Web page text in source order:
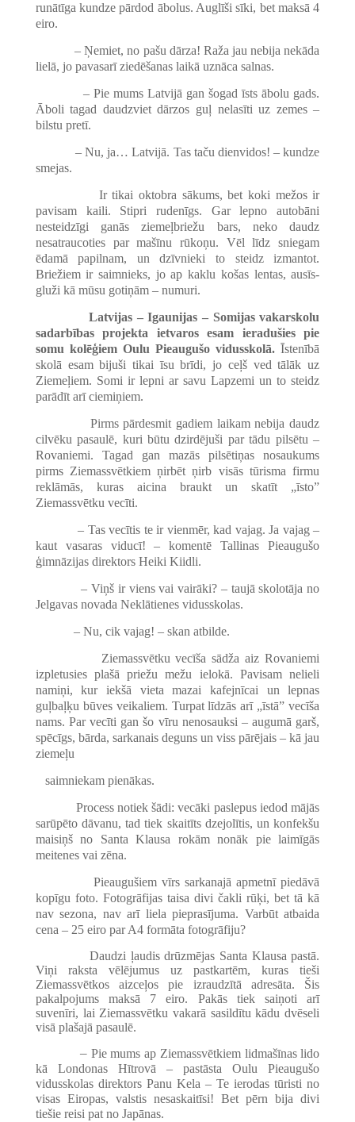
runātīga kundze pārdod ābolus. Auglīši sīki, bet maksā 4
eiro.
– Ņemiet, no pašu dārza! Raža jau nebija nekāda
lielā, jo pavasarī ziedēšanas laikā uznāca salnas.
– Pie mums Latvijā gan šogad īsts ābolu gads.
Āboli tagad daudzviet dārzos guļ nelasīti uz zemes –
bilstu pretī.
– Nu, ja… Latvijā. Tas taču dienvidos! – kundze
smejas.
Ir tikai oktobra sākums, bet koki mežos ir
pavisam kaili. Stipri rudenīgs. Gar lepno autobāni
nesteidzīgi ganās ziemeļbriežu bars, neko daudz
nesatraucoties par mašīnu rūkoņu. Vēl līdz sniegam
ēdamā papilnam, un dzīvnieki to steidz izmantot.
Briežiem ir saimnieks, jo ap kaklu košas lentas, ausīs-
gluži kā mūsu gotiņām – numuri.
Latvijas – Igaunijas – Somijas vakarskolu
sadarbības projekta ietvaros esam ieradušies pie
somu kolēģiem Oulu Pieaugušo vidusskolā.Īstenībā
skolā esam bijuši tikai īsu brīdi, jo ceļš ved tālāk uz
Ziemeļiem. Somi ir lepni ar savu Lapzemi un to steidz
parādīt arī ciemiņiem.
Pirms pārdesmit gadiem laikam nebija daudz
cilvēku pasaulē, kuri būtu dzirdējuši par tādu pilsētu –
Rovaniemi. Tagad gan mazās pilsētiņas nosaukums
pirms Ziemassvētkiem ņirbēt ņirb visās tūrisma firmu
reklāmās, kuras aicina braukt un skatīt „īsto”
Ziemassvētku vecīti.
– Tas vecītis te ir vienmēr, kad vajag. Ja vajag –
kaut vasaras viducī! – komentē Tallinas Pieaugušo
ģimnāzijas direktors Heiki Kiidli.
– Viņš ir viens vai vairāki? – taujā skolotāja no
Jelgavas novada Neklātienes vidusskolas.
– Nu, cik vajag! – skan atbilde.
Ziemassvētku vecīša sādža aiz Rovaniemi
izpletusies plašā priežu mežu ielokā. Pavisam nelieli
namiņi, kur iekšā vieta mazai kafejnīcai un lepnas
guļbaļķu būves veikaliem. Turpat līdzās arī „īstā” vecīša
nams. Par vecīti gan šo vīru nenosauksi – augumā garš,
spēcīgs, bārda, sarkanais deguns un viss pārējais – kā jau
ziemeļu
saimniekam pienākas.
Process notiek šādi: vecāki paslepus iedod mājās
sarūpēto dāvanu, tad tiek skaitīts dzejolītis, un konfekšu
maisiņš no Santa Klausa rokām nonāk pie laimīgās
meitenes vai zēna.
Pieaugušiem vīrs sarkanajā apmetnī piedāvā
kopīgu foto. Fotogrāfijas taisa divi čakli rūķi, bet tā kā
nav sezona, nav arī liela pieprasījuma. Varbūt atbaida
cena – 25 eiro par A4 formāta fotogrāfiju?
Daudzi ļaudis drūzmējas Santa Klausa pastā.
Viņi raksta vēlējumus uz pastkartēm, kuras tieši
Ziemassvētkos aizceļos pie izraudzītā adresāta. Šis
pakalpojums maksā 7 eiro. Pakās tiek saiņoti arī
suvenīri, lai Ziemassvētku vakarā sasildītu kādu dvēseli
visā plašajā pasaulē.
– Pie mums ap Ziemassvētkiem lidmašīnas lido
kā Londonas Hītrovā – pastāsta Oulu Pieaugušo
vidusskolas direktors Panu Kela – Te ierodas tūristi no
visas Eiropas, valstis nesaskaitīsi! Bet pērn bija divi
tiešie reisi pat no Japānas.